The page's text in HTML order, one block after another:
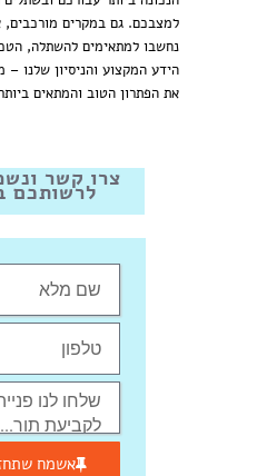
למצבכם. גם במקרים
נחשבו למתאימים להשתלה,
הידע המקצוע והניסיון שלנו
את הפתרון הטוב והמתאים
צרו קשר
לרשותכם
אשמח